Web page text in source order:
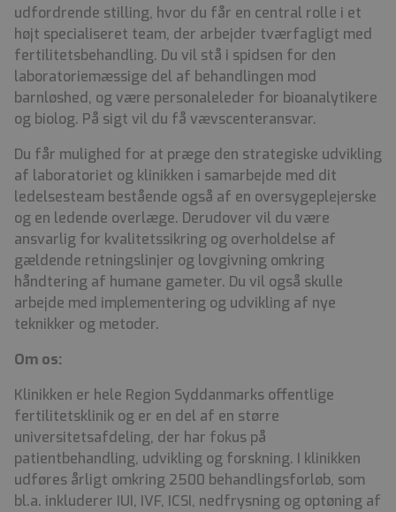
udfordrende stilling, hvor du får en central rolle i et
højt specialiseret team, der arbejder tværfagligt med
fertilitetsbehandling. Du vil stå i spidsen for den
laboratoriemæssige del af behandlingen mod
barnløshed, og være personaleleder for bioanalytikere
og biolog. På sigt vil du få vævscenteransvar.
Du får mulighed for at præge den strategiske udvikling
af laboratoriet og klinikken i samarbejde med dit
ledelsesteam bestående også af en oversygeplejerske
og en ledende overlæge. Derudover vil du være
ansvarlig for kvalitetssikring og overholdelse af
gældende retningslinjer og lovgivning omkring
håndtering af humane gameter. Du vil også skulle
arbejde med implementering og udvikling af nye
teknikker og metoder.
Om os:
Klinikken er hele Region Syddanmarks offentlige
fertilitetsklinik og er en del af en større
universitetsafdeling, der har fokus på
patientbehandling, udvikling og forskning. I klinikken
udføres årligt omkring 2500 behandlingsforløb, som
bl.a. inkluderer IUI, IVF, ICSI, nedfrysning og optøning af